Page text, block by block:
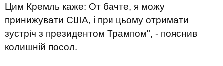
Цим Кремль каже: От бачте, я можу
принижувати США, і при цьому отримати
зустріч з президентом Трампом", - пояснив
колишній посол.